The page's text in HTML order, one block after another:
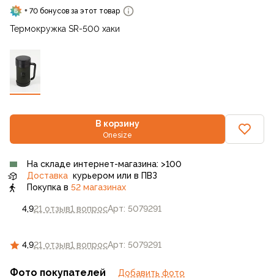
4,921 отзыв1 вопросАрт: 5079291
+ 70 бонусов за этот товар
Термокружка SR-500 хаки
В корзину
Onesize
4,921 отзыв1 вопросАрт: 5079291
На складе интернет-магазина: >100
Доставка курьером или в ПВЗ
Покупка в 52 магазинах
Фото покупателей Добавить фото